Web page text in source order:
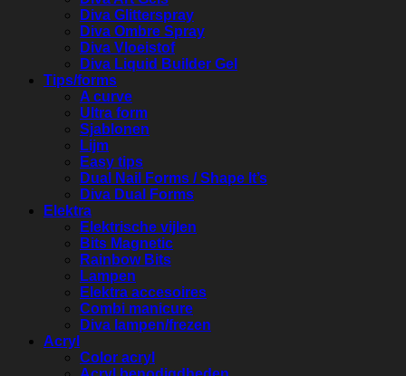
Diva Glitterspray
Diva Ombre Spray
Diva Vloeistof
Diva Liquid Builder Gel
Tips/forms
A curve
Ultra form
Sjablonen
Lijm
Easy tips
Dual Nail Forms / Shape It’s
Diva Dual Forms
Elektra
Elektrische vijlen
Bits Magnetic
Rainbow Bits
Lampen
Elektra accesoires
Combi manicure
Diva lampen/frezen
Acryl
Color acryl